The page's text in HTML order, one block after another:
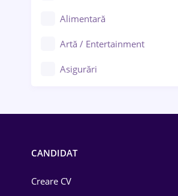
Alimentară
Artă / Entertainment
Asigurări
CANDIDAT
Creare CV